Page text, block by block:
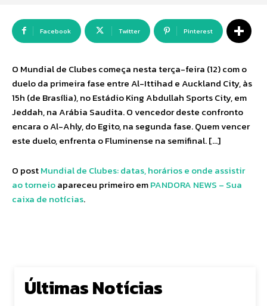
Facebook Twitter Pinterest
O Mundial de Clubes começa nesta terça-feira (12) com o
duelo da primeira fase entre Al-Ittihad e Auckland City, às
15h (de Brasília), no Estádio King Abdullah Sports City, em
Jeddah, na Arábia Saudita. O vencedor deste confronto
encara o Al-Ahly, do Egito, na segunda fase. Quem vencer
este duelo, enfrenta o Fluminense na semifinal. […]
O postMundial de Clubes: datas, horários e onde assistir
ao torneioapareceu primeiro emPANDORA NEWS – Sua
caixa de notícias.
Últimas Notícias